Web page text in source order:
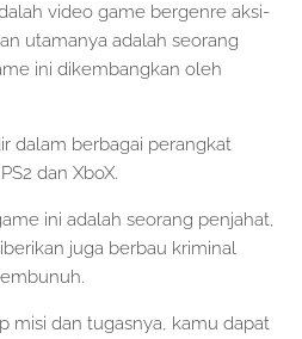
video game bergenre aksi-
utamanya adalah seorang
ini dikembangkan oleh
dalam berbagai perangkat
dan XboX.
ini adalah seorang penjahat,
juga berbau kriminal
misi dan tugasnya, kamu dapat